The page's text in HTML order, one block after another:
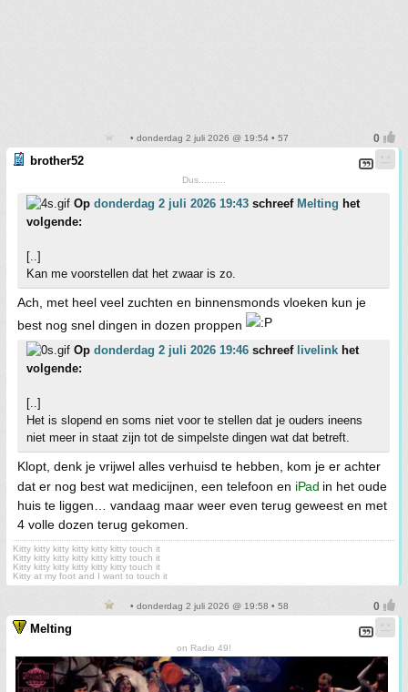
• donderdag 2 juli 2026 @ 19:54 • 57
brother52
Dus..........
Op donderdag 2 juli 2026 19:43 schreef Melting het
volgende:
[..]
Kan me voorstellen dat het zwaar is zo.
Ach, met heel veel zuchten en binnensmonds vloeken kun je
best nog snel dingen in dozen proppen
Op donderdag 2 juli 2026 19:46 schreef livelink het
volgende:
[..]
Het is slopend en soms niet voor te stellen dat je ouders ineens
niet meer in staat zijn tot de simpelste dingen wat dat betreft.
Klopt, denk je vrijwel alles verhuisd te hebben, kom je er achter
dat er nog best wat medicijnen, een telefoon en iPad in het oude
huis te liggen… vandaag maar weer even terug geweest en met
4 volle dozen terug gekomen.
Kitty kitty kitty kitty kitty kitty touch it
Kitty kitty kitty kitty kitty kitty touch it
Kitty kitty kitty kitty kitty kitty touch it
Kitty at my foot and I want to touch it
• donderdag 2 juli 2026 @ 19:58 • 58
Melting
on Radio 49!